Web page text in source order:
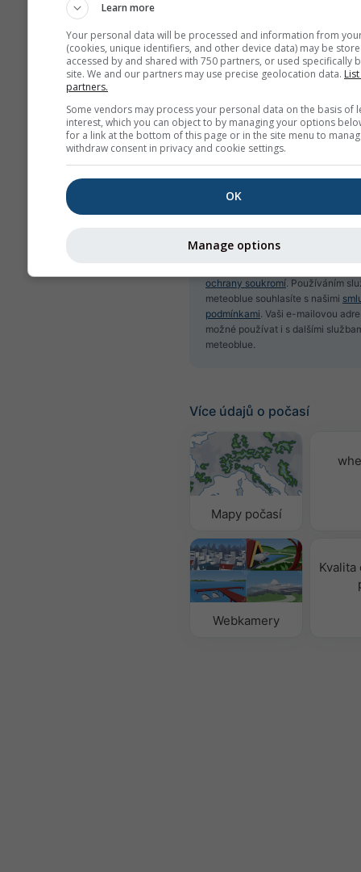
Přihlásit se k odběru
Vaši e-mailovou adresu nesdílíme
ochrany soukromí. Používáním
meteoblue souhlasíte s našimi
podmínkami. Vaši e-mailovou
možné používat i s dalšími
meteoblue.
Více údajů o počasí
Mapy počasí
Webkamery
Kvalita
Learn more
Your personal data will be processed and information from
(cookies, unique identifiers, and other device data) may be
accessed by and shared with 750 partners, or used specifically
site. We and our partners may use precise geolocation data.
partners.
Some vendors may process your personal data on the basis of
interest, which you can object to by managing your options
for a link at the bottom of this page or in the site menu to
withdraw consent in privacy and cookie settings.
OK
Manage options